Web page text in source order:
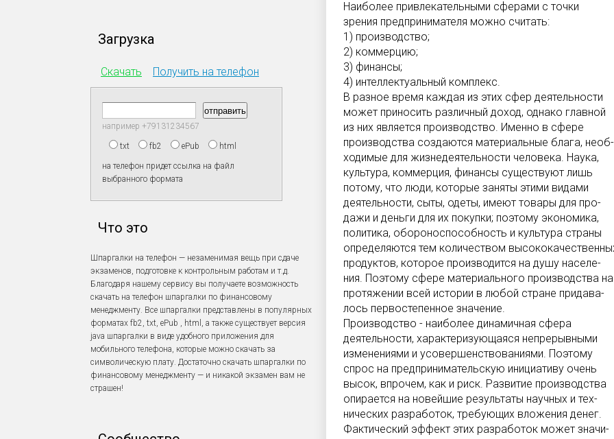
Загрузка
Скачать Получить на телефон
например +79131234567
txt fb2 ePub html
на телефон придет ссылка на файл
выбранного формата
Что это
Шпаргалки на телефон — незаменимая вещь при сдаче
экзаменов, подготовке к контрольным работам и т.д.
Благодаря нашему сервису вы получаете возможность
скачать на телефон шпаргалки по финансовому
менеджменту. Все шпаргалки представлены в популярных
форматах fb2, txt, ePub , html, а также существует версия
java шпаргалки в виде удобного приложения для
мобильного телефона, которые можно скачать за
символическую плату. Достаточно скачать шпаргалки по
финансовому менеджменту — и никакой экзамен вам не
страшен!
Наиболее привлекательными сферами с точки
зрения предпринимателя можно считать:
1) производство;
2) коммерцию;
3) финансы;
4) интеллектуальный комплекс.
В разное время каждая из этих сфер деятельности
может приносить различный доход, однако главной
из них является производство. Именно в сфере
производства создаются материальные блага, необ-
ходимые для жизнедеятельности человека. Наука,
культура, коммерция, финансы существуют лишь
потому, что люди, которые заняты этими видами
деятельности, сыты, одеты, имеют товары для про-
дажи и деньги для их покупки; поэтому экономика,
политика, обороноспособность и культура страны
определяются тем количеством
продуктов, которое производится на душу населе-
ния. Поэтому сфере материального производства на
протяжении всей истории в любой стране придава-
лось первостепенное значение.
Производство - наиболее динамичная сфера
деятельности, характеризующаяся непрерывными
изменениями и усовершенствованиями. Поэтому
спрос на предпринимательскую инициативу очень
высок, впрочем, как и риск. Развитие производства
опирается на новейшие результаты научных и тех-
нических разработок, требующих вложения денег.
Фактический эффект этих разработок может значи-